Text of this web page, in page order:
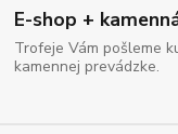
E-shop +
Trofeje Vám pošleme
kamennej prevádzke.